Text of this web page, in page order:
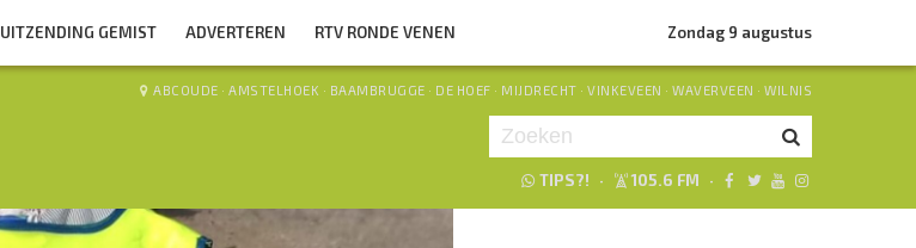
UITZENDING GEMIST ADVERTEREN RTV RONDE VENEN Zondag 9 augustus
ABCOUDE · AMSTELHOEK · BAAMBRUGGE · DE HOEF · MIJDRECHT · VINKEVEEN · WAVERVEEN · WILNIS
TIPS?! · 105.6 FM ·